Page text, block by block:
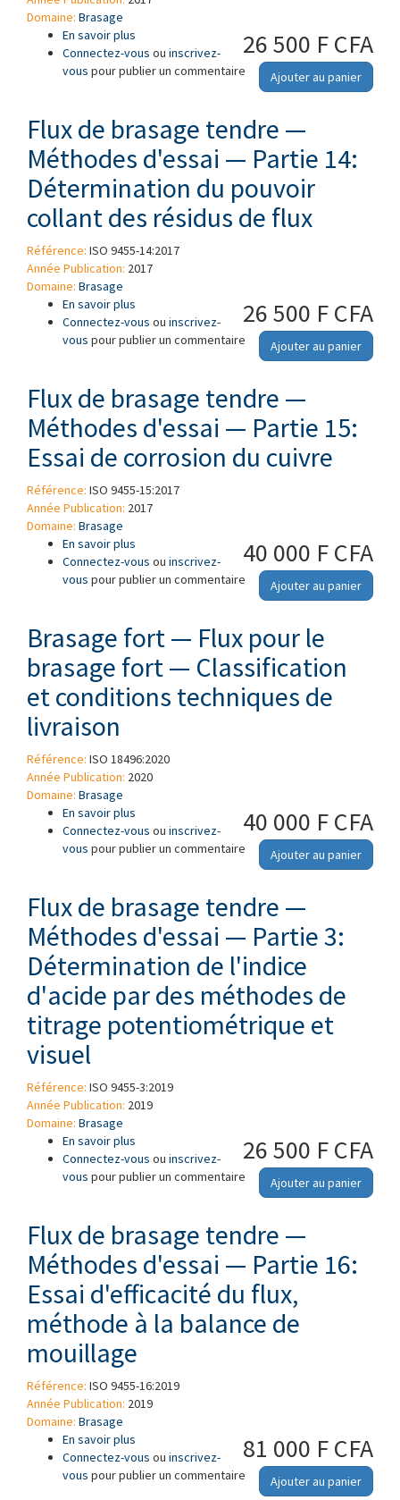
Domaine: Brasage
26 500 F CFA
Ajouter au panier
En savoir plus à propos de Flux de brasage tendre —
Méthodes d'essai — Partie 13: Détermination
des projections de flux
Connectez-vous ou inscrivez-
vous pour publier un commentaire
Flux de brasage tendre —
Méthodes d'essai — Partie 14:
Détermination du pouvoir
collant des résidus de flux
Référence: ISO 9455-14:2017
Année Publication: 2017
Domaine: Brasage
26 500 F CFA
Ajouter au panier
En savoir plus à propos de Flux de brasage tendre —
Méthodes d'essai — Partie 14: Détermination
du pouvoir collant des résidus de flux
Connectez-vous ou inscrivez-
vous pour publier un commentaire
Flux de brasage tendre —
Méthodes d'essai — Partie 15:
Essai de corrosion du cuivre
Référence: ISO 9455-15:2017
Année Publication: 2017
Domaine: Brasage
40 000 F CFA
Ajouter au panier
En savoir plus à propos de Flux de brasage tendre —
Méthodes d'essai — Partie 15: Essai de
corrosion du cuivre
Connectez-vous ou inscrivez-
vous pour publier un commentaire
Brasage fort — Flux pour le
brasage fort — Classification
et conditions techniques de
livraison
Référence: ISO 18496:2020
Année Publication: 2020
Domaine: Brasage
40 000 F CFA
Ajouter au panier
En savoir plus à propos de Brasage fort — Flux pour le
brasage fort — Classification et conditions
techniques de livraison
Connectez-vous ou inscrivez-
vous pour publier un commentaire
Flux de brasage tendre —
Méthodes d'essai — Partie 3:
Détermination de l'indice
d'acide par des méthodes de
titrage potentiométrique et
visuel
Référence: ISO 9455-3:2019
Année Publication: 2019
Domaine: Brasage
26 500 F CFA
Ajouter au panier
En savoir plus à propos de Flux de brasage tendre —
Méthodes d'essai — Partie 3: Détermination de
l'indice d'acide par des méthodes de titrage
potentiométrique et visuel
Connectez-vous ou inscrivez-
vous pour publier un commentaire
Flux de brasage tendre —
Méthodes d'essai — Partie 16:
Essai d'efficacité du flux,
méthode à la balance de
mouillage
Référence: ISO 9455-16:2019
Année Publication: 2019
Domaine: Brasage
81 000 F CFA
Ajouter au panier
En savoir plus à propos de Flux de brasage tendre —
Méthodes d'essai — Partie 16: Essai
d'efficacité du flux, méthode à la balance de
Connectez-vous ou inscrivez-
vous pour publier un commentaire